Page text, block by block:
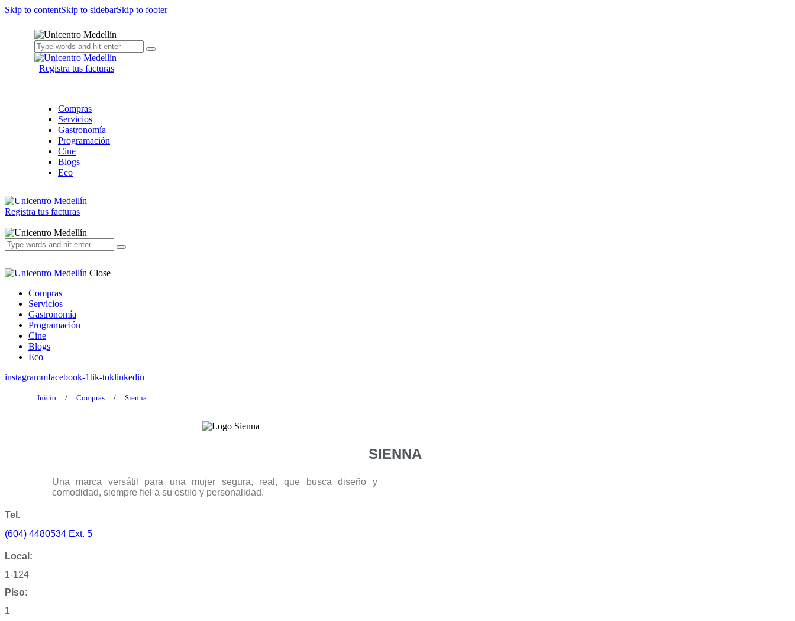
Skip to contentSkip to sidebarSkip to footer
Registra tus facturas
Compras
Servicios
Gastronomía
Programación
Cine
Blogs
Eco
Registra tus facturas
Close
Compras
Servicios
Gastronomía
Programación
Cine
Blogs
Eco
instagrammfacebook-1tik-toklinkedin
Inicio / Compras / Sienna
SIENNA
Una marca versátil para una mujer segura, real, que busca diseño y
comodidad, siempre fiel a su estilo y personalidad.
Tel.
(604) 4480534 Ext. 5
Local:
1-124
Piso:
1